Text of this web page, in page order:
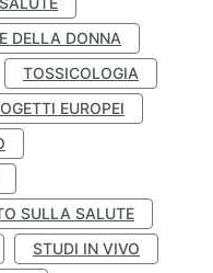
DELLA DONNA
TOSSICOLOGIA
EUROPEI
SULLA SALUTE
STUDI IN VIVO